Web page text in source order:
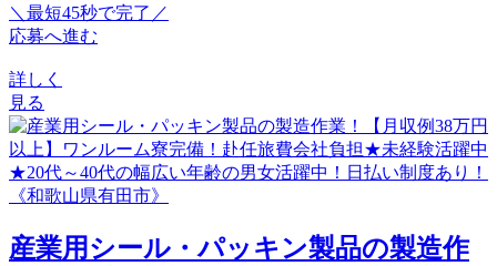
＼最短45秒で完了／
応募へ進む
詳しく
見る
産業用シール・パッキン製品の製造作